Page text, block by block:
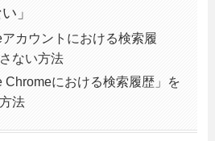
」
アカウントにおける検索履
ない方法
Chromeにおける検索履歴」を
法